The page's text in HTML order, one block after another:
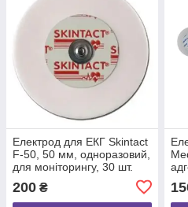
Електрод для ЕКГ Skintact
F-50, 50 мм, одноразовий,
для моніторингу, 30 шт.
200 ₴